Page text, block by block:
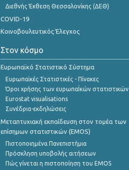
Διεθνής Έκθεση Θεσσαλονίκης (ΔΕΘ)
COVID-19
Κοινοβουλευτικός Έλεγχος
Στον κόσμο
Ευρωπαϊκό Στατιστικό Σύστημα
Ευρωπαϊκές Στατιστικές - Πίνακες
Όροι χρήσης των ευρωπαΪκών στατιστικών
Eurostat visualisations
Συνέδρια-εκδηλώσεις
Μεταπτυχιακή εκπαίδευση στον τομέα των
επίσημων στατιστικών (EMOS)
Πιστοποιημένα Πανεπιστήμια
Πρόσκληση υποβολής αιτήσεων
Πώς γίνεται η πιστοποίηση του EMOS